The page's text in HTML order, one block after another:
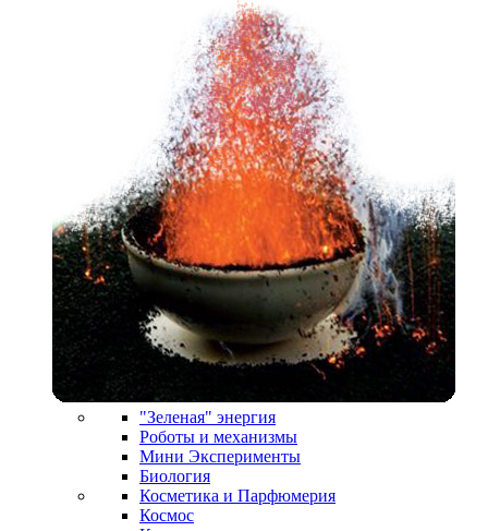
"Зеленая" энергия
Роботы и механизмы
Мини Эксперименты
Биология
Косметика и Парфюмерия
Космос